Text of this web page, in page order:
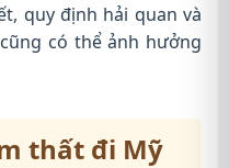
quy định hải quan và
có thể ảnh hưởng
thất đi Mỹ